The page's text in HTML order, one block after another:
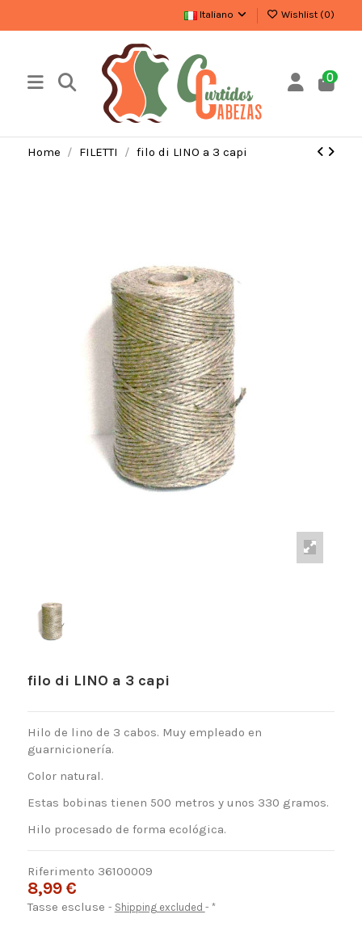
Italiano Wishlist (0)
0
Home FILETTI filo di LINO a 3 capi
filo di LINO a 3 capi
Hilo de lino de 3 cabos. Muy empleado en
guarnicionería.
Color natural.
Estas bobinas tienen 500 metros y unos 330 gramos.
Hilo procesado de forma ecológica.
Riferimento 36100009
8,99 €
Tasse escluse Shipping excluded *